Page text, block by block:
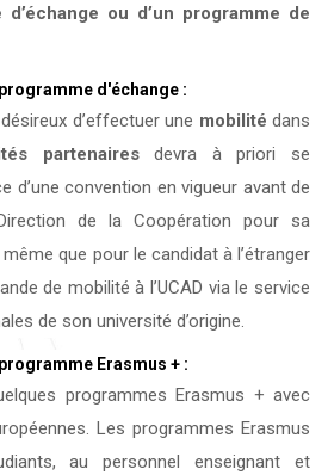
d’échange ou d’un programme de
d'échange :
désireux d’effectuer une mobilité dans
partenairesdevra à priori se
d’une convention en vigueur avant de
de la Coopération pour sa
que pour le candidat à l’étranger
de mobilité à l’UCAD via le service
de son université d’origine.
Erasmus + :
programmes Erasmus + avec
Les programmes Erasmus
au personnel enseignant et